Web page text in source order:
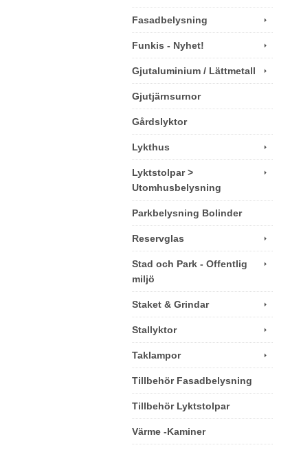
Fasadbelysning
Funkis - Nyhet!
Gjutaluminium / Lättmetall
Gjutjärnsurnor
Gårdslyktor
Lykthus
Lyktstolpar >
Utomhusbelysning
Parkbelysning Bolinder
Reservglas
Stad och Park - Offentlig
miljö
Staket & Grindar
Stallyktor
Taklampor
Tillbehör Fasadbelysning
Tillbehör Lyktstolpar
Värme -Kaminer